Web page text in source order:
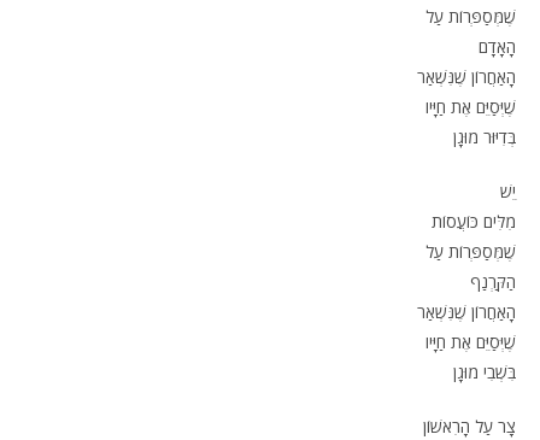
שֶׁמְּסַפְּרוֹת עַל
הָאָדָם
הָאַחֲרוֹן שֶׁנִּשְׁאַר
שֶׁיְּסַיֵּם אֶת חַיָּיו
בְּדִיּוּר מוּגָן
יֵשׁ
מִלִּים כּוֹעֲסוֹת
שֶׁמְּסַפְּרוֹת עַל
הַקַּרְנַף
הָאַחֲרוֹן שֶׁנִּשְׁאַר
שֶׁיְּסַיֵּם אֶת חַיָּיו
בִּשְׁבִי מוּגָן
צָר עַל הָרִאשׁוֹן